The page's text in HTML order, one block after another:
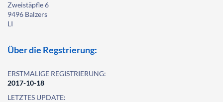
Zweistäpfle 6
9496 Balzers
LI
Über die Regstrierung:
ERSTMALIGE REGISTRIERUNG:
2017-10-18
LETZTES UPDATE: